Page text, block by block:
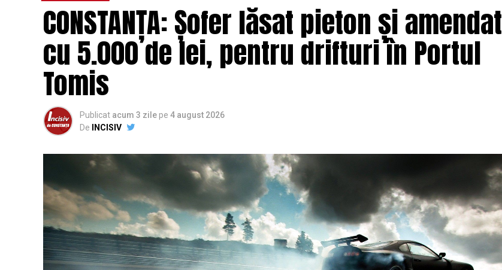
CONSTANȚA: Șofer lăsat pieton și amendat
cu 5.000 de lei, pentru drifturi în Portul
Tomis
Publicat acum 3 zile pe 4 august 2026
De
INCISIV